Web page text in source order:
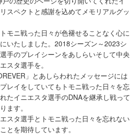
スペクトと感謝を込めてメモリアルグッ
モニ戦った日々が色褪せることなく心に
いたしました。2018シーズン～2023シ
手のプレイシーンをあしらいそして中央
スタ選手を。
」とあしらわれたメッセージには
レイをしていてもトモニ戦った日々を忘
たイニエスタ選手のDNAを継承し戦って
ます。
スタ選手とトモニ戦った日々を忘れない
とを期待しています。